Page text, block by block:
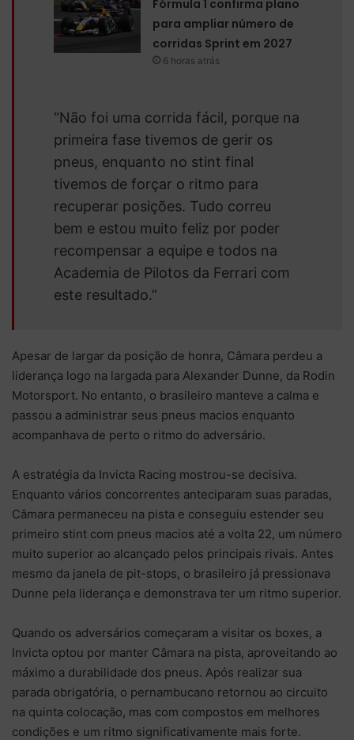
Fórmula 1 confirma plano
para ampliar número de
corridas Sprint em 2027
6 horas atrás
“Não foi uma corrida fácil, porque na
primeira fase tivemos de gerir os
pneus, enquanto no stint final
tivemos de forçar o ritmo para
recuperar posições. Tudo correu
bem e estou muito feliz por poder
recompensar a equipe e todos na
Academia de Pilotos da Ferrari com
este resultado.”
Apesar de largar da posição de honra, Câmara perdeu a
liderança logo na largada para Alexander Dunne, da Rodin
Motorsport. No entanto, o brasileiro manteve a calma e
passou a administrar seus pneus macios enquanto
acompanhava de perto o ritmo do adversário.
A estratégia da Invicta Racing mostrou-se decisiva.
Enquanto vários concorrentes anteciparam suas paradas,
Câmara permaneceu na pista e conseguiu estender seu
primeiro stint com pneus macios até a volta 22, um número
muito superior ao alcançado pelos principais rivais. Antes
mesmo da janela de pit-stops, o brasileiro já pressionava
Dunne pela liderança e demonstrava ter um ritmo superior.
Quando os adversários começaram a visitar os boxes, a
Invicta optou por manter Câmara na pista, aproveitando ao
máximo a durabilidade dos pneus. Após realizar sua
parada obrigatória, o pernambucano retornou ao circuito
na quinta colocação, mas com compostos em melhores
condições e um ritmo significativamente mais forte.